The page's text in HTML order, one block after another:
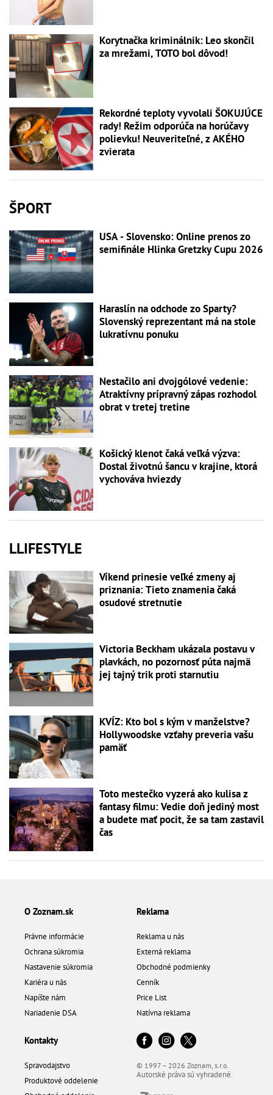
Korytnačka kriminálnik: Leo skončil
za mrežami, TOTO bol dôvod!
Rekordné teploty vyvolali ŠOKUJÚCE
rady! Režim odporúča na horúčavy
polievku! Neuveriteľné, z AKÉHO
zvierata
ŠPORT
USA - Slovensko: Online prenos zo
semifinále Hlinka Gretzky Cupu 2026
Haraslín na odchode zo Sparty?
Slovenský reprezentant má na stole
lukratívnu ponuku
Nestačilo ani dvojgólové vedenie:
Atraktívny prípravný zápas rozhodol
obrat v tretej tretine
Košický klenot čaká veľká výzva:
Dostal životnú šancu v krajine, ktorá
vychováva hviezdy
LLIFESTYLE
Víkend prinesie veľké zmeny aj
priznania: Tieto znamenia čaká
osudové stretnutie
Victoria Beckham ukázala postavu v
plavkách, no pozornosť púta najmä
jej tajný trik proti starnutiu
KVÍZ: Kto bol s kým v manželstve?
Hollywoodske vzťahy preveria vašu
pamäť
Toto mestečko vyzerá ako kulisa z
fantasy filmu: Vedie doň jediný most
a budete mať pocit, že sa tam zastavil
čas
O Zoznam.sk
Právne informácie
Ochrana súkromia
Nastavenie súkromia
Kariéra u nás
Napíšte nám
Nariadenie DSA
Reklama
Reklama u nás
Externá reklama
Obchodné podmienky
Cenník
Price List
Natívna reklama
Kontakty
Spravodajstvo
Produktové oddelenie
© 1997 – 2026 Zoznam, s.r.o.
Autorské práva sú vyhradené.